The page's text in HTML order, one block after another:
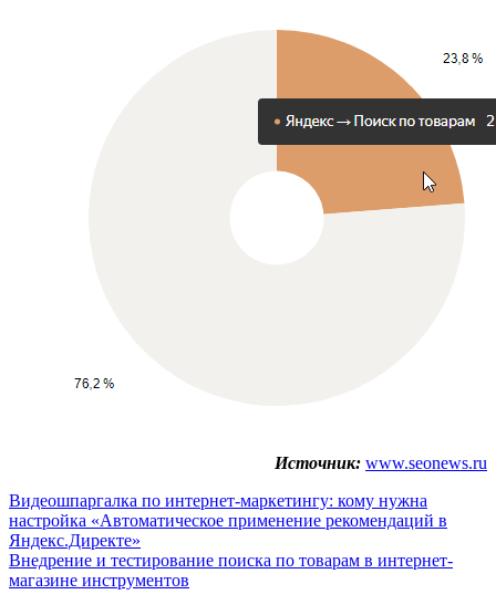
Источник: www.seonews.ru
Навигация
по
записям
Видеошпаргалка по интернет-маркетингу: кому нужна
настройка «Автоматическое применение рекомендаций в
Яндекс.Директе»
Внедрение и тестирование поиска по товарам в интернет-
магазине инструментов